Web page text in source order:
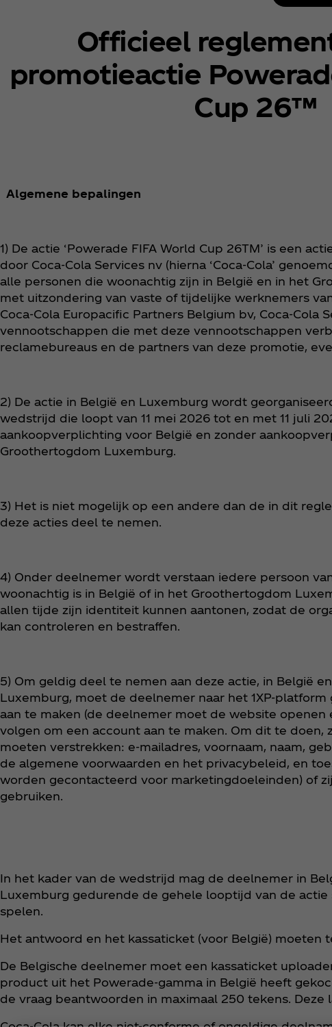
Officieel
promotieactie
Cup 26™
Algemene bepalingen
1) De actie ‘Powerade FIFA World Cup 26TM’ is een
door Coca‑Cola Services nv (hierna ‘Coca‑Cola’
alle personen die woonachtig zijn in België en in het
met uitzondering van vaste of tijdelijke werknemers
Coca‑Cola Europacific Partners Belgium bv, Coca‑Cola
vennootschappen die met deze vennootschappen
reclamebureaus en de partners van deze promotie,
2) De actie in België en Luxemburg wordt
wedstrijd die loopt van 11 mei 2026 tot en met 11 juli
aankoopverplichting voor België en zonder
Groothertogdom Luxemburg.
3) Het is niet mogelijk op een andere dan de in dit
deze acties deel te nemen.
4) Onder deelnemer wordt verstaan iedere persoon
woonachtig is in België of in het Groothertogdom
allen tijde zijn identiteit kunnen aantonen, zodat de
kan controleren en bestraffen.
5) Om geldig deel te nemen aan deze actie, in België
Luxemburg, moet de deelnemer naar het 1XP-
aan te maken (de deelnemer moet de website openen
volgen om een account aan te maken. Om dit te doen,
moeten verstrekken: e-mailadres, voornaam, naam,
de algemene voorwaarden en het privacybeleid, en
worden gecontacteerd voor marketingdoeleinden) of
gebruiken.
In het kader van de wedstrijd mag de deelnemer in
Luxemburg gedurende de gehele looptijd van de actie
spelen.
Het antwoord en het kassaticket (voor België) moeten
De Belgische deelnemer moet een kassaticket
product uit het Powerade-gamma in België heeft
de vraag beantwoorden in maximaal 250 tekens.